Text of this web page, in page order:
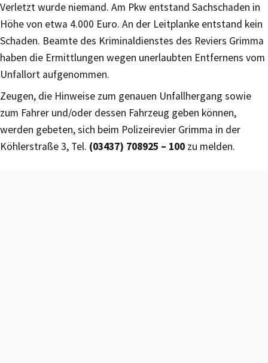
Verletzt wurde niemand. Am Pkw entstand Sachschaden in
Höhe von etwa 4.000 Euro. An der Leitplanke entstand kein
Schaden. Beamte des Kriminaldienstes des Reviers Grimma
haben die Ermittlungen wegen unerlaubten Entfernens vom
Unfallort aufgenommen.
Zeugen, die Hinweise zum genauen Unfallhergang sowie
zum Fahrer und/oder dessen Fahrzeug geben können,
werden gebeten, sich beim Polizeirevier Grimma in der
Köhlerstraße 3, Tel. (03437) 708925 – 100 zu melden.